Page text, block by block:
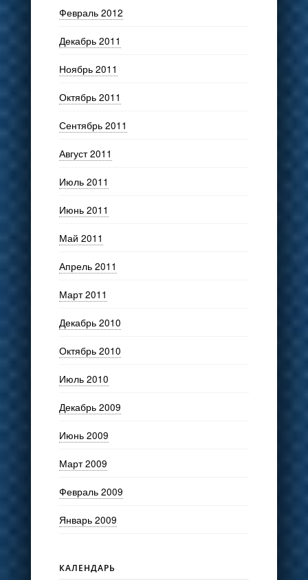
Февраль 2012
Декабрь 2011
Ноябрь 2011
Октябрь 2011
Сентябрь 2011
Август 2011
Июль 2011
Июнь 2011
Май 2011
Апрель 2011
Март 2011
Декабрь 2010
Октябрь 2010
Июль 2010
Декабрь 2009
Июнь 2009
Март 2009
Февраль 2009
Январь 2009
КАЛЕНДАРЬ